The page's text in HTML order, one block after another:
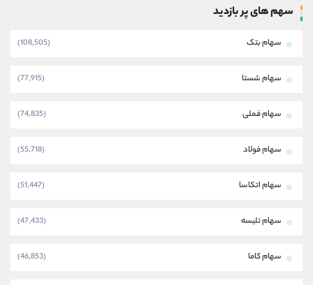
سهم های پر بازدید
سهام بتک (108,505)
سهام شستا (77,915)
سهام فملی (74,835)
سهام فولاد (55,718)
سهام اتکاسا (51,447)
سهام تلیسه (47,433)
سهام کاما (46,853)